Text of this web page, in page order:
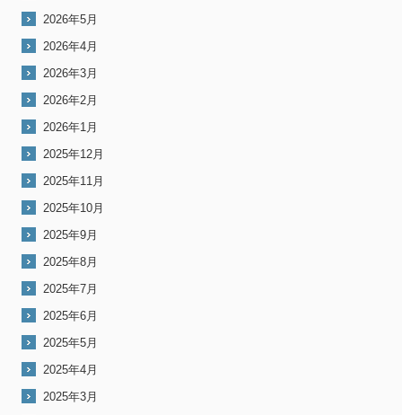
2026年5月
2026年4月
2026年3月
2026年2月
2026年1月
2025年12月
2025年11月
2025年10月
2025年9月
2025年8月
2025年7月
2025年6月
2025年5月
2025年4月
2025年3月